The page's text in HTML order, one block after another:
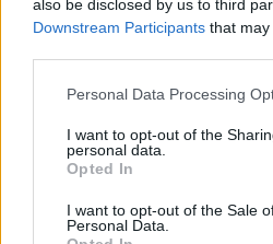
also be disclosed by us to third
Downstream Participants that
Please note that this website/app
not limited to your visit or usage
grant or deny consent to Google
use your data for below specified
consent section.
Personal Data Processing
I want to opt-out of the
personal data.
Opted In
I want to opt-out of the Sale
Personal Data.